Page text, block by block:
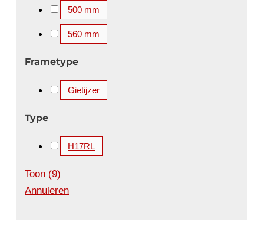
500 mm
560 mm
Frametype
Gietijzer
Type
H17RL
Toon (9)
Annuleren